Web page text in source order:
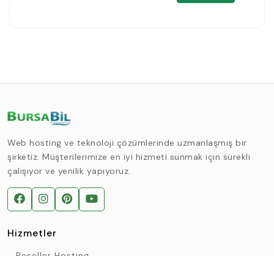
Web hosting ve teknoloji çözümlerinde uzmanlaşmış bir
şirketiz. Müşterilerimize en iyi hizmeti sunmak için sürekli
çalışıyor ve yenilik yapıyoruz.
Hizmetler